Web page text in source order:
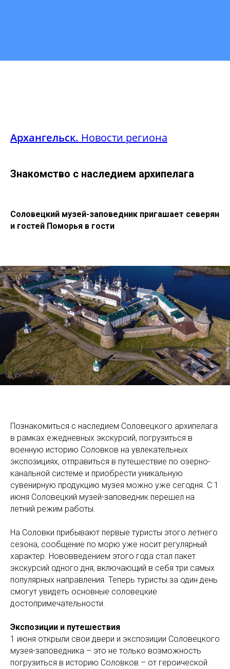
Архангельск. Новости региона
Знакомство с наследием архипелага
Соловецкий музей-заповедник пригашает северян
и гостей Поморья в гости
Познакомиться с наследием Соловецкого архипелага
в рамках ежедневных экскурсий, погрузиться в
военную историю Соловков на увлекательных
экспозициях, отправиться в путешествие по озерно-
канальной системе и приобрести уникальную
сувенирную продукцию музея можно уже сегодня. С 1
июня Соловецкий музей-заповедник перешел на
летний режим работы.
На Соловки прибывают первые туристы этого летнего
сезона, сообщение по морю уже носит регулярный
характер. Нововведением этого года стал пакет
экскурсий одного дня, включающий в себя три самых
популярных направления. Теперь туристы за один день
смогут увидеть основные соловецкие
достопримечательности.
Экспозиции и путешествия
1 июня открыли свои двери и экспозиции Соловецкого
музея-заповедника – это не только возможность
погрузиться в историю Соловков – от героической